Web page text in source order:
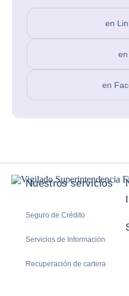
en
en
Nuestros servicios
Seguro de Crédito
Servicios de Información
Recuperación de cartera